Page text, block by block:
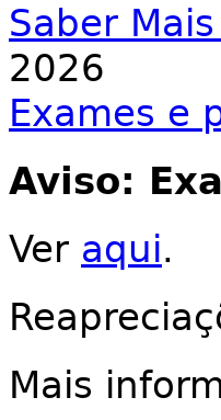
Saber
2026
Exames e
Aviso:
Ver aqui.
Mais